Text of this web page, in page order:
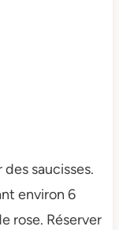
saucisses.
environ 6
rose. Réserver